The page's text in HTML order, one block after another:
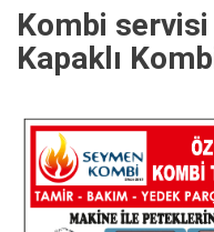
Kombi
Kapaklı